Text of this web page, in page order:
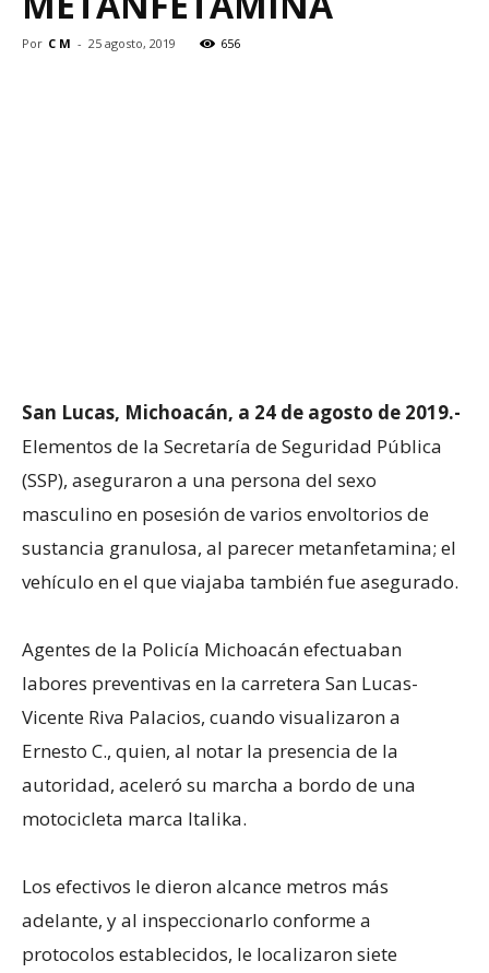
Por C M - 25 agosto, 2019 656
San Lucas, Michoacán, a 24 de agosto de 2019.-
Elementos de la Secretaría de Seguridad Pública
(SSP), aseguraron a una persona del sexo
masculino en posesión de varios envoltorios de
sustancia granulosa, al parecer metanfetamina; el
vehículo en el que viajaba también fue asegurado.
Agentes de la Policía Michoacán efectuaban
labores preventivas en la carretera San Lucas-
Vicente Riva Palacios, cuando visualizaron a
Ernesto C., quien, al notar la presencia de la
autoridad, aceleró su marcha a bordo de una
motocicleta marca Italika.
Los efectivos le dieron alcance metros más
adelante, y al inspeccionarlo conforme a
protocolos establecidos, le localizaron siete